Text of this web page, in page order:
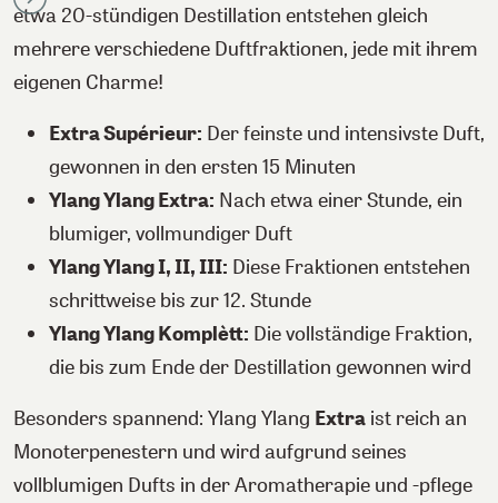
etwa 20-stündigen Destillation entstehen gleich
mehrere verschiedene Duftfraktionen, jede mit ihrem
eigenen Charme!
Extra Supérieur: Der feinste und intensivste Duft,
gewonnen in den ersten 15 Minuten
Ylang Ylang Extra: Nach etwa einer Stunde, ein
blumiger, vollmundiger Duft
Ylang Ylang I, II, III: Diese Fraktionen entstehen
schrittweise bis zur 12. Stunde
Ylang Ylang Komplètt: Die vollständige Fraktion,
die bis zum Ende der Destillation gewonnen wird
Besonders spannend: Ylang Ylang Extra ist reich an
Monoterpenestern und wird aufgrund seines
vollblumigen Dufts in der Aromatherapie und -pflege